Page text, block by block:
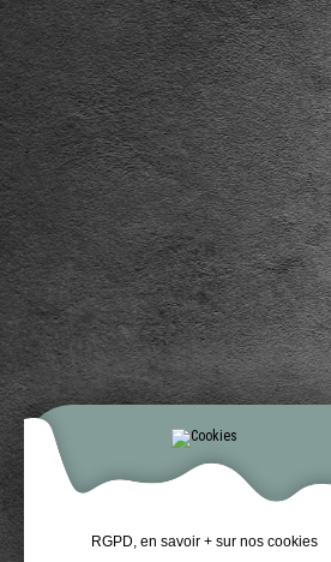
RGPD, en savoir + sur nos cookies